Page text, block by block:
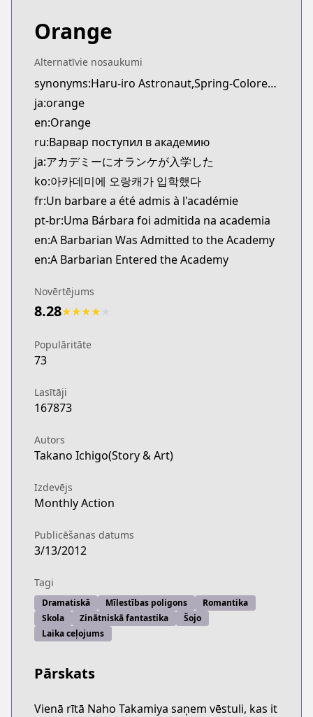
Orange
Alternatīvie nosaukumi
synonyms:Haru-iro Astronaut,Spring-Colored Astronaut,orange: Mirai,orange: future
ja:orange
en:Orange
ru:Варвар поступил в академию
ja:アカデミーにオランケが入学した
ko:아카데미에 오랑캐가 입학했다
fr:Un barbare a été admis à l'académie
pt-br:Uma Bárbara foi admitida na academia
en:A Barbarian Was Admitted to the Academy
en:A Barbarian Entered the Academy
Novērtējums
8.28★★★★
Populāritāte
73
Lasītāji
167873
Autors
Takano Ichigo(Story & Art)
Izdevējs
Monthly Action
Publicēšanas datums
3/13/2012
Tagi
Dramatiskā Mīlestības poligons
Romantika
Skola
Zinātniskā fantastika
Šojo
Laika ceļojums
Pārskats
Vienā rītā Naho Takamiya saņem vēstuli, kas it